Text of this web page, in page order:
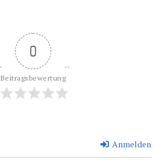
0
Beitragsbewertung
Anmelden